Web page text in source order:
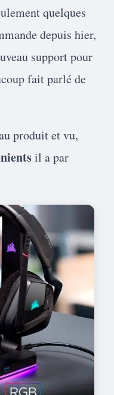
quelques
depuis hier,
support pour
fait parlé de
produit et vu,
il a par